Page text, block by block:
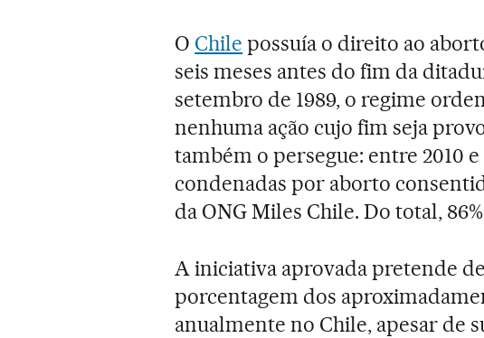
O Chile possuía o direito ao
seis meses antes do fim da
setembro de 1989, o regime
nenhuma ação cujo fim seja
também o persegue: entre 2010 e
condenadas por aborto
da ONG Miles Chile. Do total,
A iniciativa aprovada pretende
porcentagem dos
anualmente no Chile, apesar de